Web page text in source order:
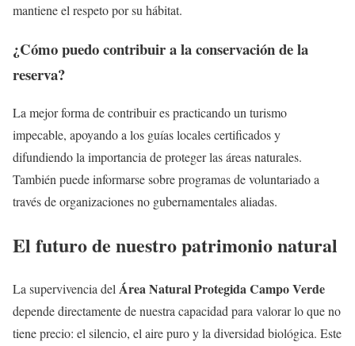
mantiene el respeto por su hábitat.
¿Cómo puedo contribuir a la conservación de la
reserva?
La mejor forma de contribuir es practicando un turismo
impecable, apoyando a los guías locales certificados y
difundiendo la importancia de proteger las áreas naturales.
También puede informarse sobre programas de voluntariado a
través de organizaciones no gubernamentales aliadas.
El futuro de nuestro patrimonio natural
La supervivencia delÁrea Natural Protegida Campo Verde
depende directamente de nuestra capacidad para valorar lo que no
tiene precio: el silencio, el aire puro y la diversidad biológica. Este